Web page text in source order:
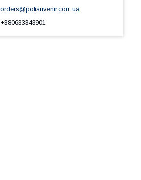
orders@polisuvenir.com.ua
+380633343901